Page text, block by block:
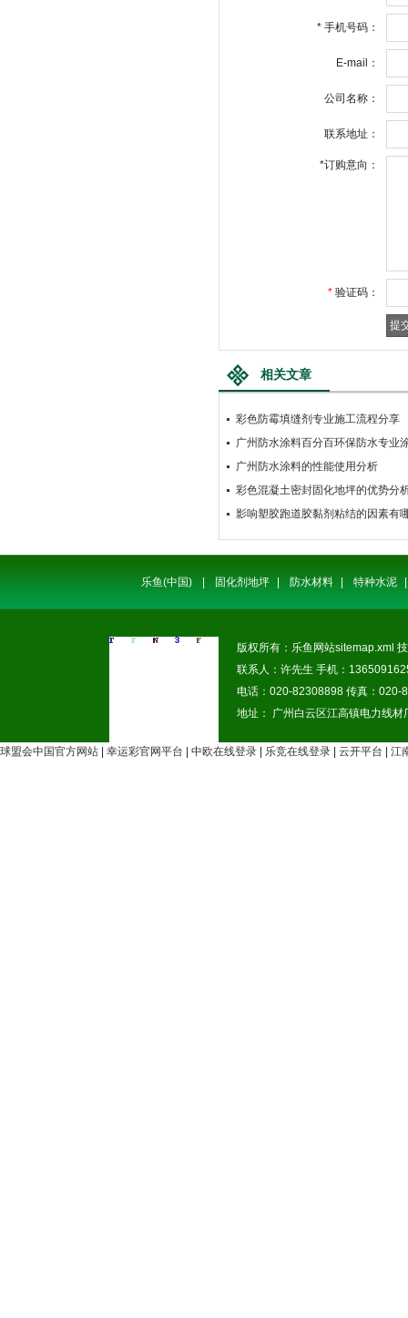
* 手机号码：
E-mail：
公司名称：
联系地址：
*订购意向：
* 验证码：
相关文章
彩色防霉填缝剂专业施工流程分享
广州防水涂料百分百环保防水专业
广州防水涂料的性能使用分析
彩色混凝土密封固化地坪的优势分
影响塑胶跑道胶黏剂粘结的因素有
乐鱼(中国) 固化剂地坪 防水材料 特种水泥
版权所有：乐鱼网站sitemap.xml
联系人：许先生 手机：
电话：020-82308898 传真：020-
地址： 广州白云区江高镇电力线材
球盟会中国官方网站 幸运彩官网平台 中欧在线登录 乐竞在线登录 云开平台 江